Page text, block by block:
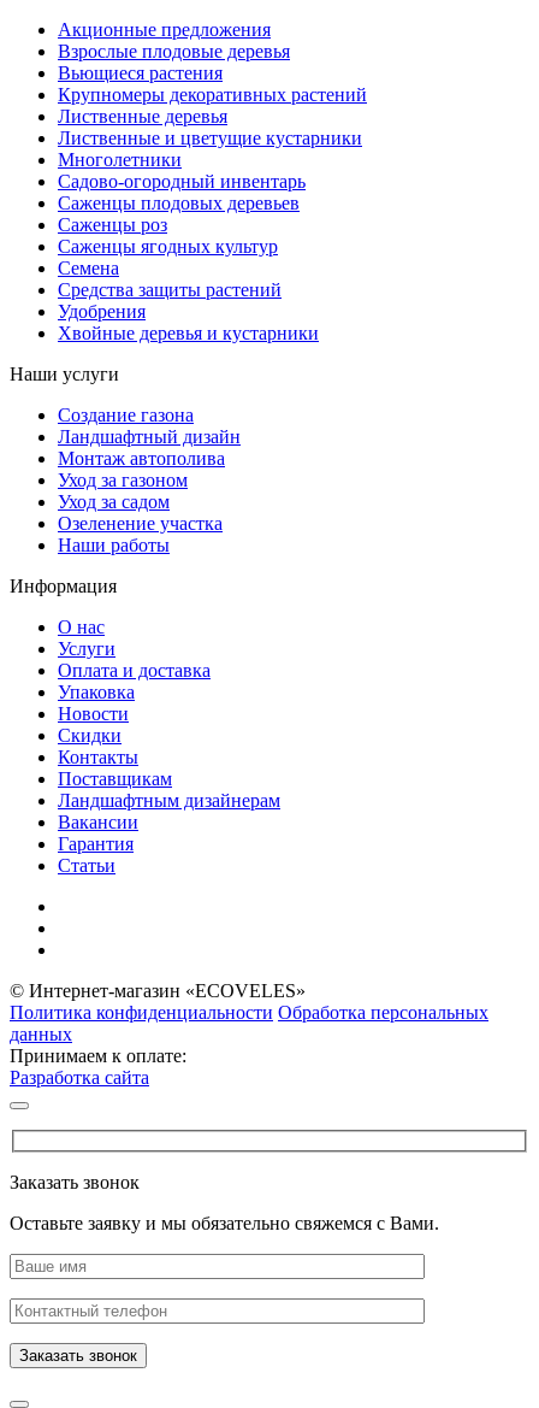
Акционные предложения
Взрослые плодовые деревья
Вьющиеся растения
Крупномеры декоративных растений
Лиственные деревья
Лиственные и цветущие кустарники
Многолетники
Садово-огородный инвентарь
Саженцы плодовых деревьев
Саженцы роз
Саженцы ягодных культур
Семена
Средства защиты растений
Удобрения
Хвойные деревья и кустарники
Наши услуги
Создание газона
Ландшафтный дизайн
Монтаж автополива
Уход за газоном
Уход за садом
Озеленение участка
Наши работы
Информация
О нас
Услуги
Оплата и доставка
Упаковка
Новости
Скидки
Контакты
Поставщикам
Ландшафтным дизайнерам
Вакансии
Гарантия
Статьи
© Интернет-магазин «ECOVELES»
Политика конфиденциальности Обработка персональных
данных
Принимаем к оплате:
Разработка сайта
Заказать звонок
Оставьте заявку и мы обязательно свяжемся с Вами.
Заказать звонок